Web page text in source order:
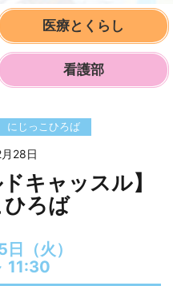
医療とくらし
看護部
にじっこひろば
28日
キャッスル】
ろば
（火）
11:30